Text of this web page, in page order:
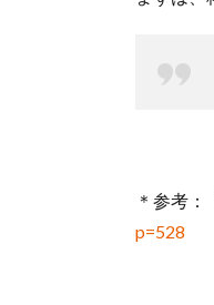
＊参考：
p=528